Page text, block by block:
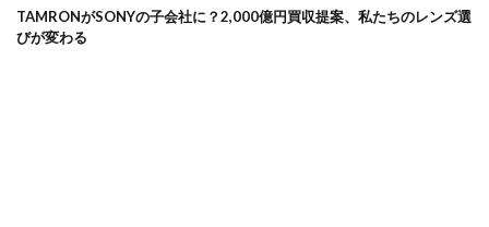
TAMRONがSONYの子会社に？2,000億円買収提案、私たちのレンズ選
びが変わる